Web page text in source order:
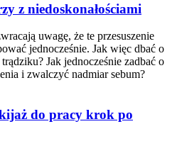
z niedoskonałościami
uwagę, że te przesuszenie
jednocześnie. Jak więc dbać o
Jak jednocześnie zadbać o
i zwalczyć nadmiar sebum?
do pracy krok po